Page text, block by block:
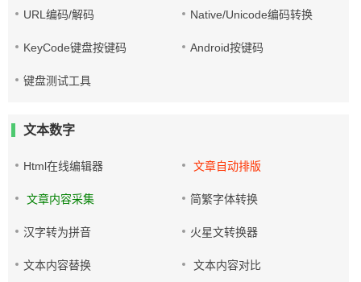
URL编码/解码 Native/Unicode编码转换
KeyCode键盘按键码 Android按键码
键盘测试工具
文本数字
Html在线编辑器 文章自动排版
文章内容采集 简繁字体转换
汉字转为拼音 火星文转换器
文本内容替换 文本内容对比